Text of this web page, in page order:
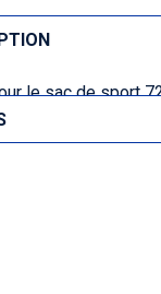
le sac de sport
pour
de sport.